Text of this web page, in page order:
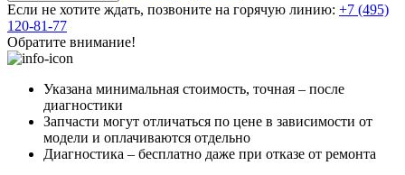
Если не хотите ждать, позвоните на горячую линию: +7 (495)
120-81-77
Обратите внимание!
Указана минимальная стоимость, точная – после
диагностики
Запчасти могут отличаться по цене в зависимости от
модели и оплачиваются отдельно
Диагностика – бесплатно даже при отказе от ремонта